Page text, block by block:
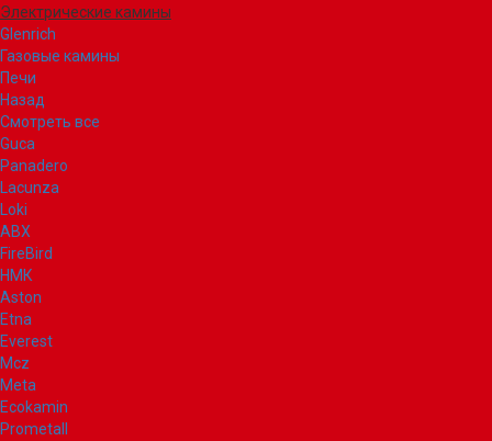
Электрические камины
Glenrich
Газовые камины
Печи
Назад
Смотреть все
Guca
Panadero
Lacunza
Loki
ABX
FireBird
НМК
Aston
Etna
Everest
Mcz
Meta
Ecokamin
Prometall